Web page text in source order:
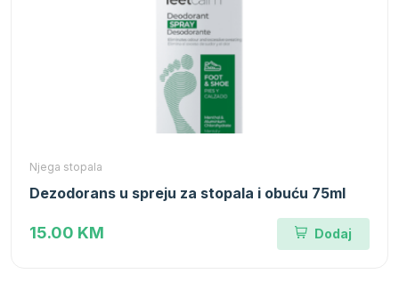
Njega stopala
Dezodorans u spreju za stopala i obuću 75ml
15.00 KM Dodaj